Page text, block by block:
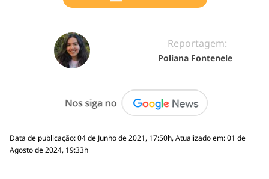
Reportagem:
Poliana Fontenele
Data de publicação: 04 de Junho de 2021, 17:50h, Atualizado em: 01 de
Agosto de 2024, 19:33h